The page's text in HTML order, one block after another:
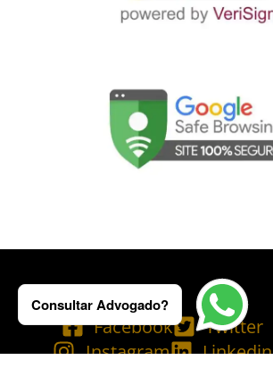
Facebook
Twitter
Instagram
Linkedin
Consultar Advogado?